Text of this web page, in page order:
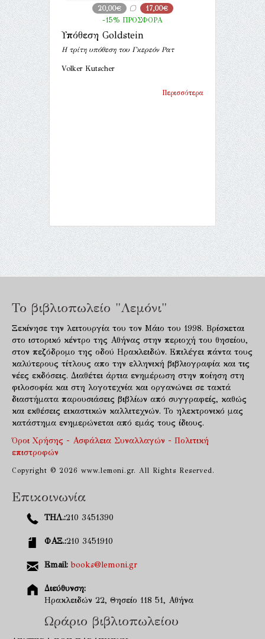
20,00€
17,00€
-15% ΠΡΟΣΦΟΡΑ
Υπόθεση Goldstein
Η τρίτη υπόθεση του Γκερεόν Ρατ
Volker Kutscher
Περισσότερα
Το βιβλιοπωλείο "Λεμόνι"
Ξεκίνησε την λειτουργία του τον Μάιο του 1998. Βρίσκεται
στο ιστορικό κέντρο της Αθήνας στην περιοχή του θησείου,
στον πεζόδρομο της οδού Ηρακλειδών. Επιλέγει πάντα τους
καλύτερους τίτλους απο την ελληνική βιβλιογραφία και τις
νέες εκδόσεις. Διαθέτει άρτια ενημέρωση στην ποίηση στη
φιλοσοφία και στη λογοτεχνία και οργανώνει σε τακτά
διαστήματα παρουσιάσεις βιβλίων από συγγραφείς, καθώς
και εκθέσεις εικαστικών καλλιτεχνών. Το ηλεκτρονικό μας
κατάστημα ενημερώνεται από εμάς τους ίδιους.
Όροι Χρήσης - Ασφάλεια Συναλλαγών - Πολιτική
επιστροφών
Copyright © 2026 www.lemoni.gr. All Rights Reserved.
Επικοινωνία
ΤΗΛ.:210 3451390
ΦΑΞ.:210 3451910
Email: books@lemoni.gr
Διεύθυνση:
Ηρακλειδών 22, Θησείο 118 51, Αθήνα
Ωράριο βιβλιοπωλείου